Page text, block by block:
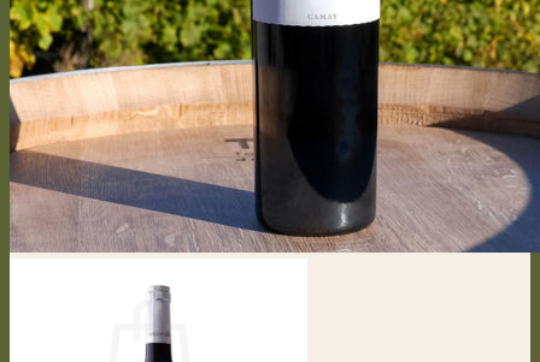
Des Domaines
Rebensorten
Rebenarbeiten
Vegetative Prozess
Vinifizierung
Kontakt
Presseartikel
0